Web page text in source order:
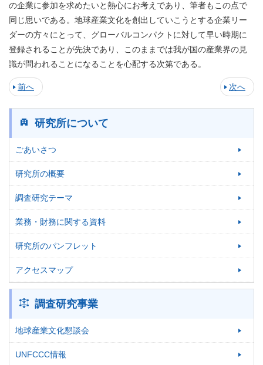
の企業に参加を求めたいと熱心にお考えであり、筆者もこの点で
同じ思いである。地球産業文化を創出していこうとする企業リー
ダーの方々にとって、グローバルコンパクトに対して早い時期に
登録されることが先決であり、このままでは我が国の産業界の見
識が問われることになることを心配する次第である。
前へ 次へ
研究所について
ごあいさつ
研究所の概要
調査研究テーマ
業務・財務に関する資料
研究所のパンフレット
アクセスマップ
調査研究事業
地球産業文化懇談会
UNFCCC情報